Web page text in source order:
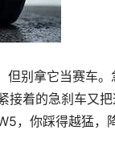
但别拿它当赛车
接着的急刹车又
，你踩得越猛，